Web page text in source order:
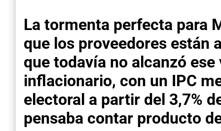
La tormenta perfecta para
que los proveedores están
que todavía no alcanzó
inflacionario, con un IPC
electoral a partir del 3,7%
pensaba contar producto